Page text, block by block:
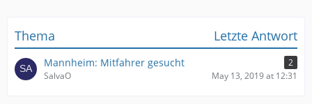
Thema Letzte Antwort
Mannheim: Mitfahrer gesucht
2
SalvaO
May 13, 2019 at 12:31